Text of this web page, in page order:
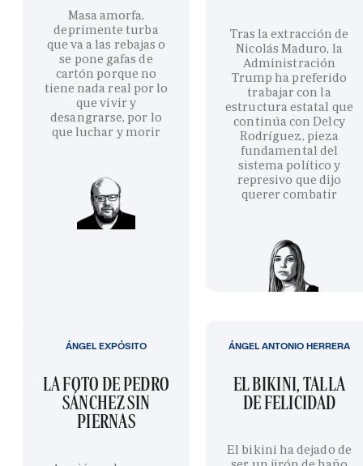
Masa amorfa,
deprimente turba
que va a las rebajas o
se pone gafas de
cartón porque no
tiene nada real por lo
que vivir y
desangrarse, por lo
que luchar y morir
Tras la extracción de
Nicolás Maduro, la
Administración
Trump ha preferido
trabajar con la
estructura estatal que
continúa con Delcy
Rodríguez, pieza
fundamental del
sistema político y
represivo que dijo
querer combatir
LA FOTO DE PEDRO
SÁNCHEZ SIN
PIERNAS
ÁNGEL EXPÓSITO
EL BIKINI, TALLA
DE FELICIDAD
El bikini ha dejado de
ÁNGEL ANTONIO HERRERA